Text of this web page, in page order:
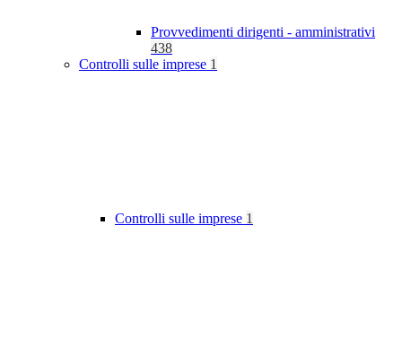
Provvedimenti dirigenti - amministrativi
438
Controlli sulle imprese 1
Controlli sulle imprese 1